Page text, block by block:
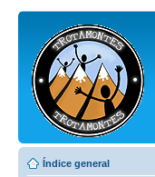
Índice general